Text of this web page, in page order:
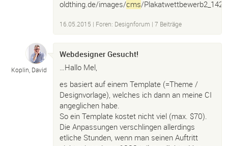
oldthing.de/images/cms/
16.05.2015 | Foren: Designforum | 7 Beiträge
Koplin, David
Webdesigner Gesucht!
…Hallo Mel,
es basiert auf einem Template (=Theme /
Designvorlage), welches ich dann an meine CI
angeglichen habe.
So ein Template kostet nicht viel (max. $70).
Die Anpassungen verschlingen allerdings
etliche Stunden, wenn man seinen Auftritt